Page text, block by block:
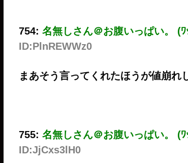
754: 名無しさん＠お腹いっぱい。 (
ID:PlnREWWz0
まあそう言ってくれたほうが値崩
755: 名無しさん＠お腹いっぱい。 (
ID:JjCxs3lH0